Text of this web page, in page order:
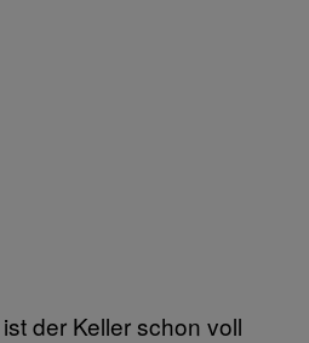
der Keller schon voll